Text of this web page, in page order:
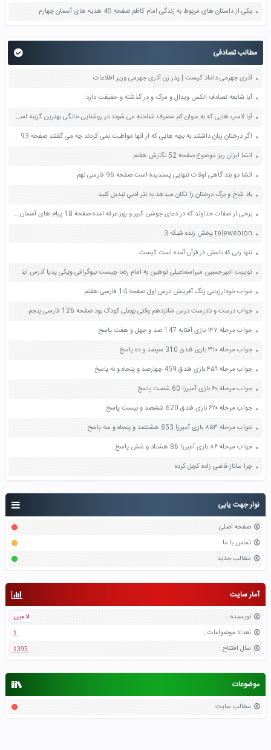
نوار جهت یابی
صفحه اصلی
تماس با ما
مطالب جدید
آمار سایت
نویسنده :
ادمین
تعداد موضواعات :
1
سال افتتاح :
1395
موضوعات
مطالب سایت
یکی از داستان های مربوط به زندگی امام کاظم صفحه 45 هدیه های آسمان چهارم
مطالب تصادفی
آذری جهرمی داماد کیست | پدر زن آذری جهرمی وزیر اطلاعات
آیا شایعه تصادف الکس ویدال و مرگ و در گذشته و حقیقت دارد
آیا لامپ هایی که به عنوان کم مصرف شناخته می شوند در روشنایی خانگی بهترین گزینه است؟ اگر جواب منفی است دلیل آن چیست؟ در مورد راه حل جایگزین بیندیشید صفحه 62 کار و فناوری نهم
اگر درختان زبان داشتند به بچه هایی که از آنها مواظبت نمی کردند چه می گفتند صفحه 93 کتاب نگارش دوم دبستان
انشا ایران ریز موضوع صفحه 52 نگارش هفتم
انشا دو بند گاهی اوقات تنهایی پسندیده است صفحه 96 فارسی نهم
باد شاخ و برگ درختان را تکان میدهد به نثر ادبی تبدیل کنید
برخی از صفات خداوند که در دعای جوشن کبیر و روز عرفه امده صفحه 18 پیام های آسمان نهم
telewebion پخش زنده شبکه 3
تنها زنی که نامش در قرآن آمده است کیست
توییت امیرحسین میراسماعیلی توهین به امام رضا چیست بیوگرافی ویکی پدیا آدرس اینستاگرام
جواب خودارزیابی زنگ آفرینش درس اول صفحه 14 فارسی هفتم
جواب درست و نادرست درس شانزدهم وقتی بوعلی کودک بود صفحه 126 فارسی پنجم
جواب مرحله ۱۴۷ بازی آفتابه 147 صد و چهل و هفت پاسخ
جواب مرحله ۳۱۰ بازی فندق 310 سیصد و ده پاسخ
جواب مرحله ۴۵۹ بازی فندق 459 چهارصد و پنجاه و نه پاسخ
جواب مرحله ۶۰ بازی آمیرزا 60 شصت پاسخ
جواب مرحله ۶۲۰ بازی فندق 620 ششصد و بیست پاسخ
جواب مرحله ۸۵۳ بازی آمیرزا 853 هشتصد و پنجاه و سه پاسخ
جواب مرحله ۸۶ بازی آمیرزا 86 هشتاد و شش پاسخ
چرا ساناز قاضی زاده کچل کرده